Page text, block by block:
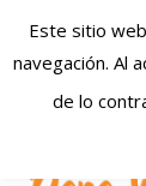
Este sitio
navegación. Al
de lo